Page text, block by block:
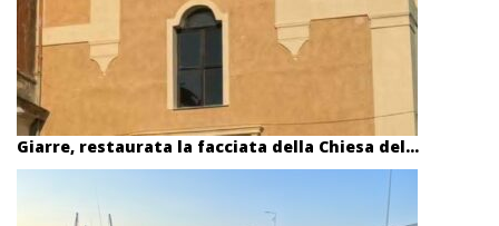
Giarre, restaurata la facciata della Chiesa del...